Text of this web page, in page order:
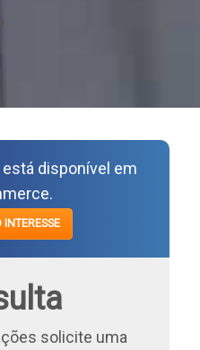
disponível em
INTERESSE
solicite uma